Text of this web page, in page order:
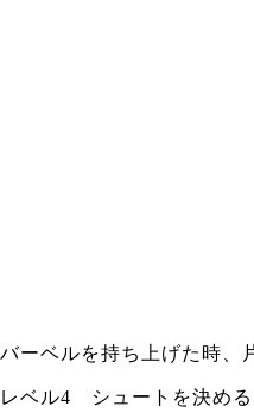
バーベルを持ち上げた時、
レベル4 シュートを決める